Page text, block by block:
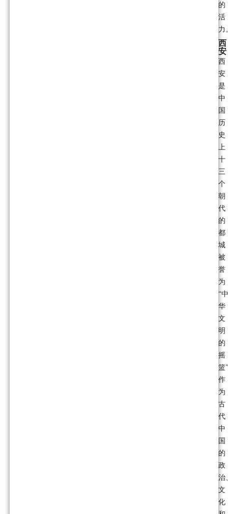
的
活
力
西
安
西
安
是
中
国
历
史
上
十
三
个
朝
代
的
都
城
被
誉
为
“
华
文
明
的
摇
篮
作
为
古
代
中
国
的
政
治
文
化